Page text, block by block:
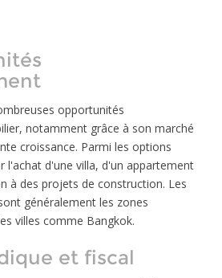
opportunités
notamment grâce à son marché
croissance. Parmi les options
l'achat d'une villa, d'un appartement
à des projets de construction. Les
généralement les zones
villes comme Bangkok.
et fiscal